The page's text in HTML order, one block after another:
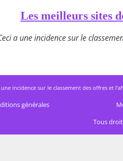
Les meilleurs sites
a une incidence sur le
incidence sur le classement des offres et
générales
Tous